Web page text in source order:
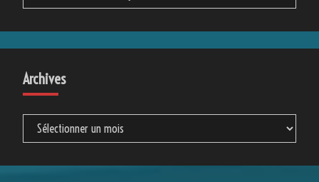
Archives
Archives